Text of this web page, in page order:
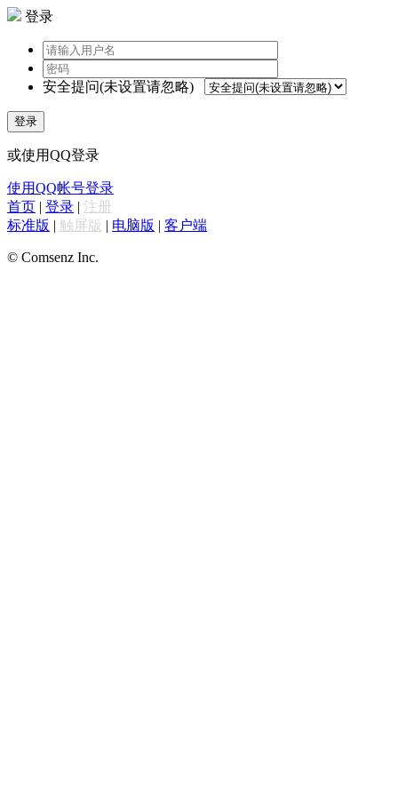
登录
安全提问(未设置请忽略)
登录
或使用QQ登录
使用QQ帐号登录
首页 | 登录 | 注册
标准版 | 触屏版 | 电脑版 | 客户端
© Comsenz Inc.